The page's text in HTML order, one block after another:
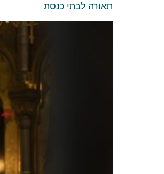
תאורה לבתי כנסת